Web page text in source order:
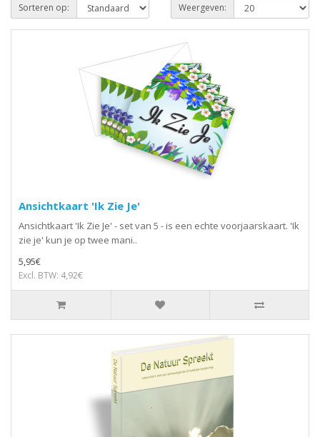
Sorteren op: Weergeven:
Ansichtkaart 'Ik Zie Je'
Ansichtkaart 'Ik Zie Je' - set van 5 - is een echte voorjaarskaart. 'Ik
zie je' kun je op twee mani..
5,95€
Excl. BTW: 4,92€